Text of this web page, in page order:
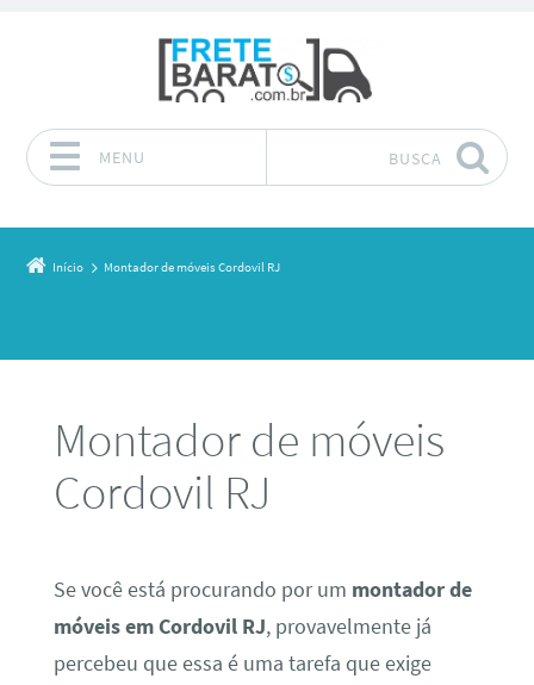
MENU BUSCA
Início Montador de móveis Cordovil RJ
Montador de móveis
Cordovil RJ
Se você está procurando por um montador de
móveis em Cordovil RJ, provavelmente já
percebeu que essa é uma tarefa que exige